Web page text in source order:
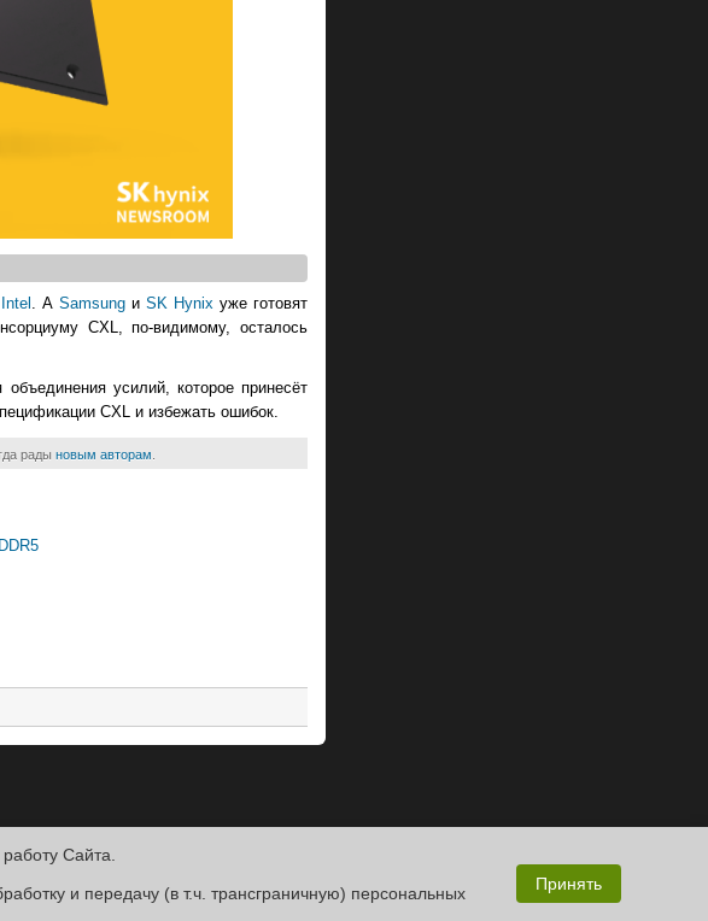
Intel . А Samsung и SK Hynix уже готовят
CXL, по-видимому, осталось
усилий, которое принесёт
CXL и избежать ошибок.
рады новым авторам
Cайта.
и передачу (в т.ч. трансграничную) персональных
Принять